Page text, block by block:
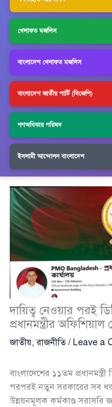
খেলাফত মজলিস
বাংলাদেশ খেলাফত মজলিস
বাংলাদেশ জাতীয় পার্টি (বিজেপি)
গণঅধিকার পরিষদ
ইসলামী আন্দোলন বাংলাদেশ
দায়িত্ব নেওয়ার পরই
প্রধানমন্ত্রীর
জাতীয়,রাজনীতি/ Leave a
বাংলাদেশের ১১তম প্রধানমন্ত্রী
পরপরই নতুন সরকারের সব
উন্নয়নমূলক কর্মকাণ্ড সরাসরি